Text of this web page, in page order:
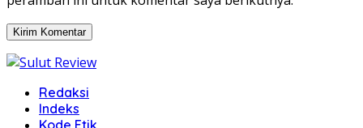
Redaksi
Indeks
Kode Etik